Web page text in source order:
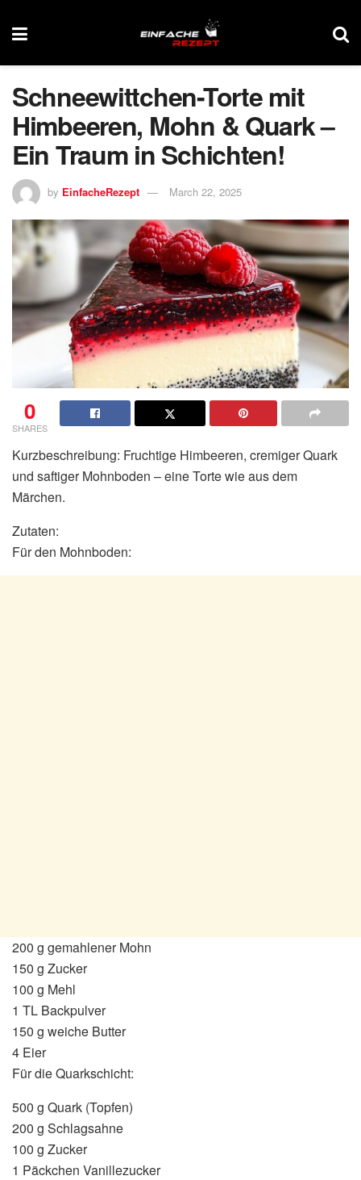
Schneewittchen-Torte mit
Himbeeren, Mohn & Quark –
Ein Traum in Schichten!
by EinfacheRezept March 22, 2025
0
SHARES
Kurzbeschreibung: Fruchtige Himbeeren, cremiger Quark
und saftiger Mohnboden – eine Torte wie aus dem
Märchen.
Zutaten:
Für den Mohnboden:
200 g gemahlener Mohn
150 g Zucker
100 g Mehl
1 TL Backpulver
150 g weiche Butter
4 Eier
Für die Quarkschicht:
500 g Quark (Topfen)
200 g Schlagsahne
100 g Zucker
1 Päckchen Vanillezucker